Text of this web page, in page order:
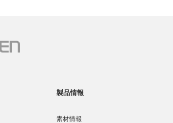
製品情報
素材情報